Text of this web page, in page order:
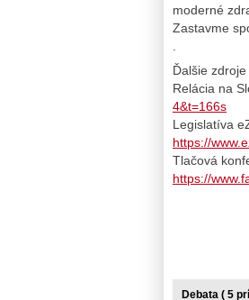
moderné
Zastavme
Ďalšie
Relácia na
4&t=166s
Legislatíva
https://
Tlačová
https://
Debata ( 5